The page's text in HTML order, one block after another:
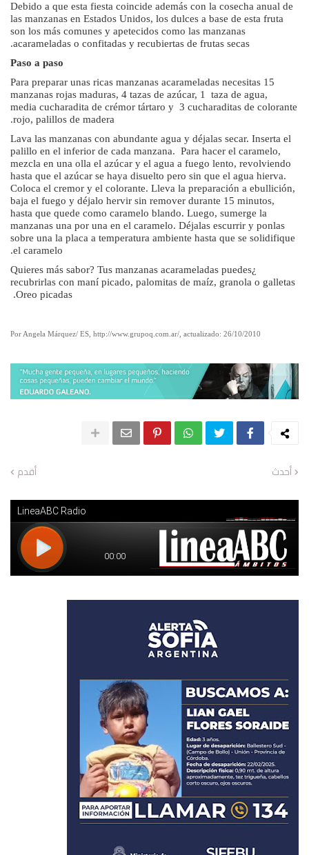
Debido a que esta fiesta coincide además con la cosecha anual de
las manzanas en Estados Unidos, los dulces a base de esta fruta
son los más comunes y apetecidos como las manzanas
acarameladas o confitadas y recubiertas de frutas secas.
Paso a paso
Para preparar unas ricas manzanas acarameladas necesitas 15
manzanas rojas maduras, 4 tazas de azúcar, 1 taza de agua,
media cucharadita de crémor tártaro y 3 cucharaditas de colorante
rojo, palillos de madera.
Lava las manzanas con abundante agua y déjalas secar. Inserta el
palillo en el inferior de cada manzana. Para hacer el caramelo,
mezcla en una olla el azúcar y el agua a fuego lento, revolviendo
hasta que el azúcar se haya disuelto pero sin que el agua hierva.
Coloca el cremor y el colorante. Lleva la preparación a ebullición,
baja el fuego y déjalo hervir sin remover durante 15 minutos,
hasta que quede como caramelo blando. Luego, sumerge la
manzanas una por una en el caramelo. Déjalas escurrir y ponlas
sobre una la placa a temperatura ambiente hasta que se solidifique
el caramelo.
¿Quieres más sabor? Tus manzanas acarameladas puedes
recubrirlas con maní picado, palomitas de maíz, granola o galletas
Oreo picadas.
Por Angela Márquez/ ES, http://www.grupoq.com.ar/, actualizado: 26/10/2010
أحدث أقدم